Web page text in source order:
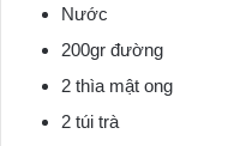
Nước
200gr đường
2 thìa mật ong
2 túi trà